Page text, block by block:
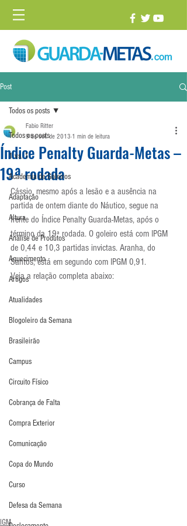
Post
Todos os posts
1 vs. 1
Academia de Goleiros
Adaptação
Altura
Análise de Produtos
Aquecimento
Artigos
Atualidades
Blogoleiro da Semana
Brasileirão
Campus
Circuito Físico
Cobrança de Falta
Compra Exterior
Comunicação
Copa do Mundo
Curso
Defesa da Semana
Todos os posts
Índice Penalty Guarda-Metas –
19ª rodada
Fabio Ritter
9 de set. de 2013 1 min de leitura
Cássio, mesmo após a lesão e a ausência na
partida de ontem diante do Náutico, segue na
frente do Índice Penalty Guarda-Metas, após o
término da 19ª rodada. O goleiro está com IPGM
de 0,44 e 10,3 partidas invictas. Aranha, do
Santos, está em segundo com IPGM 0,91.
Veja a relação completa abaixo:
IGM